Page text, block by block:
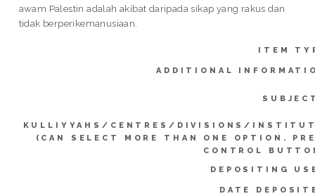
awam Palestin adalah akibat daripada sikap yang rakus dan
tidak berperikemanusiaan.
ITEM
ADDITIONAL
KULLIYYAHS/CENTRES/DIVISIONS/
(CAN SELECT MORE THAN ONE OPTION.
CONTROL
DEPOSITING
DATE